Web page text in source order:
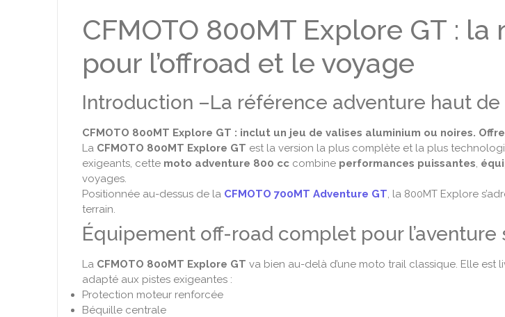
CFMOTO 800MT Explore GT :
pour l’offroad et le voyage
Introduction –La référence adventure haut de
CFMOTO 800MT Explore GT : inclut un jeu de valises aluminium ou noires.
La CFMOTO 800MT Explore GT est la version la plus complète et la plus
exigeants, cette moto adventure 800 cc combine performances puissantes,
voyages.
Positionnée au-dessus de la CFMOTO 700MT Adventure GT, la 800MT Explore
terrain.
Équipement off-road complet pour l’aventure
La CFMOTO 800MT Explore GT va bien au-delà d’une moto trail classique. Elle est
adapté aux pistes exigeantes :
Protection moteur renforcée
Béquille centrale